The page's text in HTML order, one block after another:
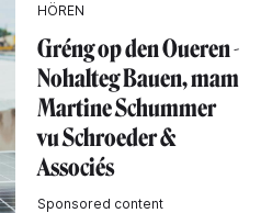
HÖREN
Gréng op den Oueren -
Nohalteg Bauen, mam
Martine Schummer
vu Schroeder &
Associés
Sponsored content